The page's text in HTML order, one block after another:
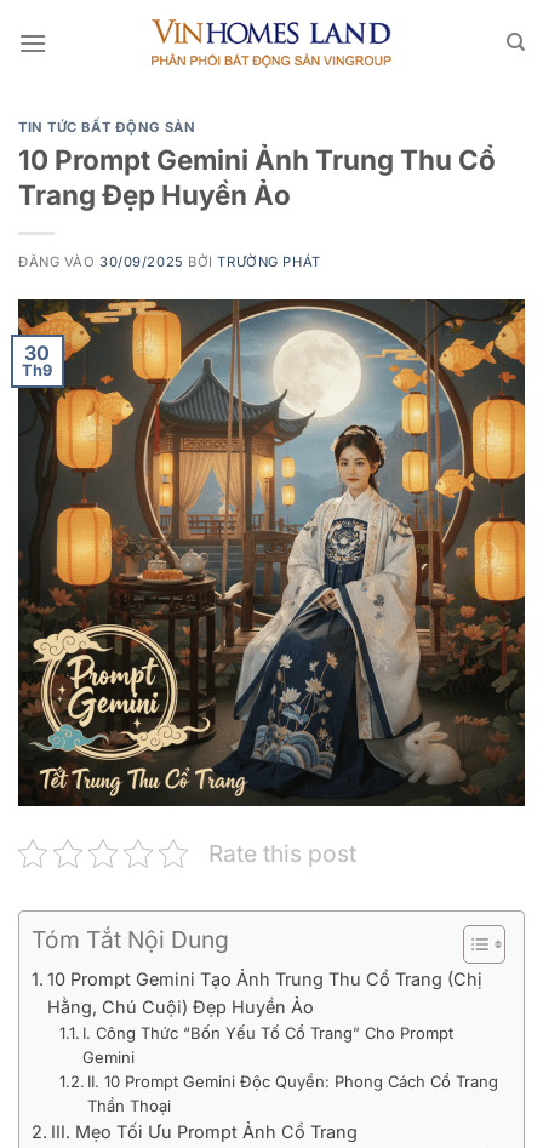
qua
TIN TỨC BẤT ĐỘNG SẢN
10 Prompt Gemini Ảnh Trung Thu Cổ
Trang Đẹp Huyền Ảo
ĐĂNG VÀO30/09/2025 BỞITRƯỜNG PHÁT
30
Th9
Rate this post
Tóm Tắt Nội Dung
10 Prompt Gemini Tạo Ảnh Trung Thu Cổ Trang (Chị
Hằng, Chú Cuội) Đẹp Huyền Ảo
I. Công Thức “Bốn Yếu Tố Cổ Trang” Cho Prompt
Gemini
II. 10 Prompt Gemini Độc Quyền: Phong Cách Cổ Trang
Thần Thoại
III. Mẹo Tối Ưu Prompt Ảnh Cổ Trang